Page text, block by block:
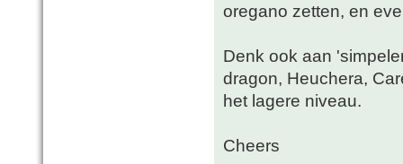
oregano zetten, en
Denk ook aan
dragon, Heuchera,
het lagere niveau.
Cheers